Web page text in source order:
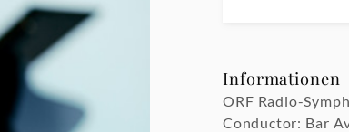
Informationen
ORF Radio-
Conductor: Bar